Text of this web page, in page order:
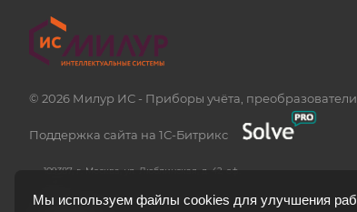
© 2026 Милур ИС - Приборы учёта,
Поддержка сайта на 1С-Битрикс
109387, г. Москва, ул. Люблинская, д. 42, оф.
Мы используем файлы cookies для улучшения